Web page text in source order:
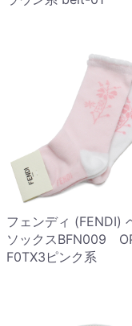
フェンディ (FENDI)
ソックスBFN009
F0TX3ピンク系